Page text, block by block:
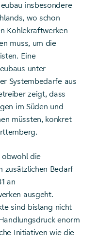
insbesondere
wo schon
Kohlekraftwerken
muss, um die
Eine
unter
Systembedarfe aus
zeigt, dass
im Süden und
müssten, konkret
obwohl die
zusätzlichen Bedarf
an
ausgeht.
sind bislang nicht
enorm
Initiativen wie die